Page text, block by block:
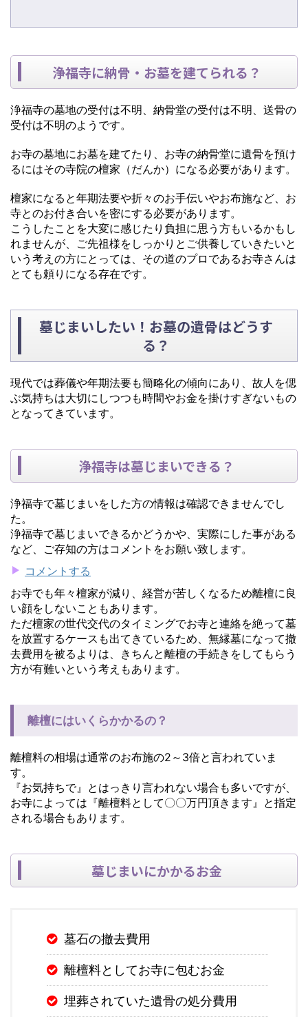
浄福寺に納骨・お墓を建てられる？
浄福寺の墓地の受付は不明、納骨堂の受付は不明、送骨の
受付は不明のようです。
お寺の墓地にお墓を建てたり、お寺の納骨堂に遺骨を預け
るにはその寺院の檀家（だんか）になる必要があります。
檀家になると年期法要や折々のお手伝いやお布施など、お
寺とのお付き合いを密にする必要があります。
こうしたことを大変に感じたり負担に思う方もいるかもし
れませんが、ご先祖様をしっかりとご供養していきたいと
いう考えの方にとっては、その道のプロであるお寺さんは
とても頼りになる存在です。
墓じまいしたい！お墓の遺骨はどうす
る？
現代では葬儀や年期法要も簡略化の傾向にあり、故人を偲
ぶ気持ちは大切にしつつも時間やお金を掛けすぎないもの
となってきています。
浄福寺は墓じまいできる？
浄福寺で墓じまいをした方の情報は確認できませんでし
た。
浄福寺で墓じまいできるかどうかや、実際にした事がある
など、ご存知の方はコメントをお願い致します。
コメントする
お寺でも年々檀家が減り、経営が苦しくなるため離檀に良
い顔をしないこともあります。
ただ檀家の世代交代のタイミングでお寺と連絡を絶って墓
を放置するケースも出てきているため、無縁墓になって撤
去費用を被るよりは、きちんと離檀の手続きをしてもらう
方が有難いという考えもあります。
離檀にはいくらかかるの？
離檀料の相場は通常のお布施の2～3倍と言われていま
す。
『お気持ちで』とはっきり言われない場合も多いですが、
お寺によっては『離檀料として〇〇万円頂きます』と指定
される場合もあります。
墓じまいにかかるお金
墓石の撤去費用
離檀料としてお寺に包むお金
埋葬されていた遺骨の処分費用